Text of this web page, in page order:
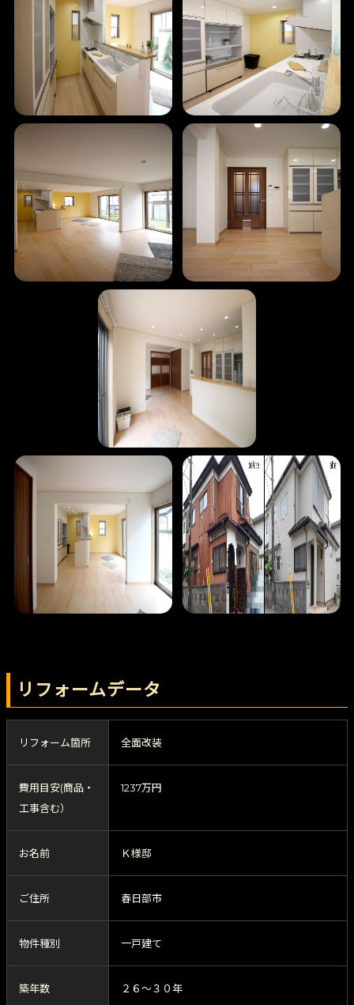
リフォームデータ
リフォーム箇所 全面改装
費用目安(商品・
工事含む）
1237万円
お名前 Ｋ様邸
ご住所 春日部市
物件種別 一戸建て
築年数 ２６～３０年